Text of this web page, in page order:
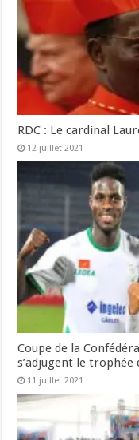
RDC : Le cardinal
12 juillet 2021
Coupe de la
s’adjugent le trophée
11 juillet 2021